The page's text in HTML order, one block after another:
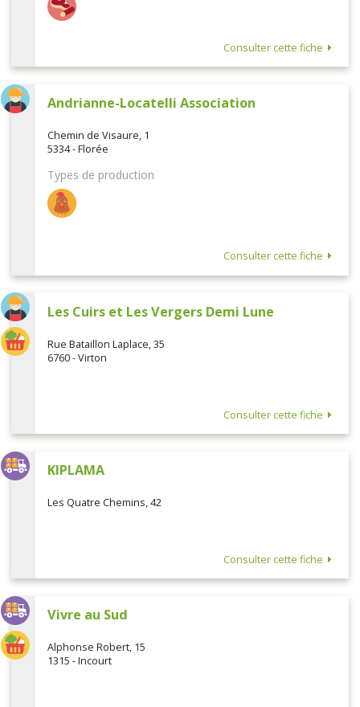
Consulter cette fiche
Andrianne-Locatelli Association
Chemin de Visaure, 1
5334 - Florée
Types de production
Consulter cette fiche
Les Cuirs et Les Vergers Demi Lune
Rue Bataillon Laplace, 35
6760 - Virton
Consulter cette fiche
KIPLAMA
Les Quatre Chemins, 42
Consulter cette fiche
Vivre au Sud
Alphonse Robert, 15
1315 - Incourt